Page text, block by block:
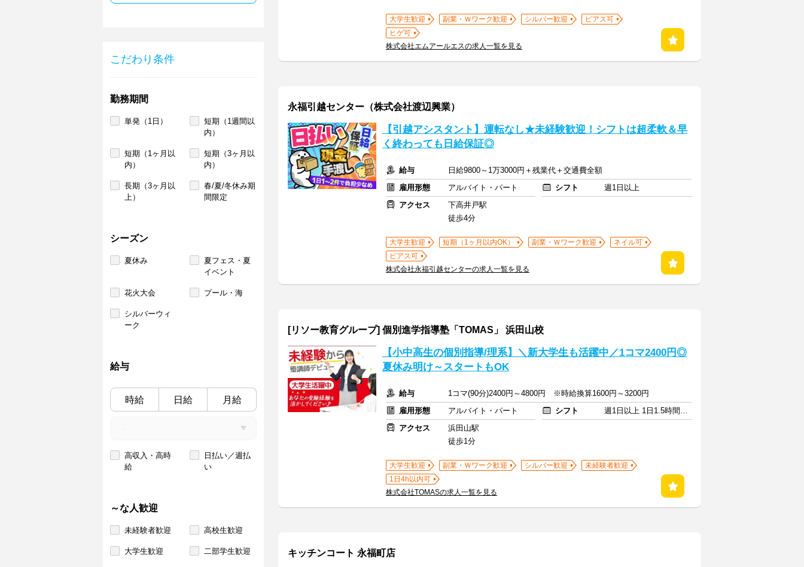
こだわり条件
勤務期間
単発（1日）
短期（1週間以
内）
短期（1ヶ月以
内）
短期（3ヶ月以
内）
長期（3ヶ月以
上）
春/夏/冬休み期
間限定
シーズン
夏休み
夏フェス・夏
イベント
花火大会 プール・海
シルバーウィ
ーク
給与
時給 日給 月給
高収入・高時
給
日払い／週払
い
～な人歓迎
未経験者歓迎 高校生歓迎
大学生歓迎 二部学生歓迎
大学生歓迎 副業・Ｗワーク歓迎 シルバー歓迎
ピアス可
ヒゲ可
株式会社エムアールエスの求人一覧を見る
永福引越センター（株式会社渡辺興業）
【引越アシスタント】運転なし★未経験歓迎！シフトは超柔軟＆早
く終わっても日給保証◎
給与
日給9800～1万3000円＋残業代＋交通費全額
雇用形態
アルバイト・パート シフト
週1日以上
アクセス
下高井戸駅
徒歩4分
大学生歓迎 短期（1ヶ月以内OK） 副業・Ｗワーク歓迎
ネイル可
ピアス可
株式会社永福引越センターの求人一覧を見る
[リソー教育グループ] 個別進学指導塾「TOMAS」 浜田山校
【小中高生の個別指導/理系】＼新大学生も活躍中／1コマ2400円◎
夏休み明け～スタートもOK
給与
1コマ(90分)2400円～4800円 ※時給換算1600円～3200円
雇用形態
アルバイト・パート シフト
週1日以上 1日1.5時間以上
アクセス
浜田山駅
徒歩1分
大学生歓迎 副業・Ｗワーク歓迎 シルバー歓迎
未経験者歓迎
1日4h以内可
株式会社TOMASの求人一覧を見る
キッチンコート 永福町店